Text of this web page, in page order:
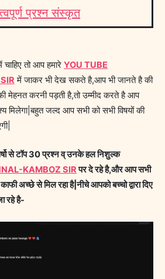
प्रश्न संस्कृत
तो आप हमारे YOU TUBE
में जाकर भी देख सकते है,आप भी जानते है की
मेहनत करनी पड़ती है,तो उम्मीद करते है आप
मिलेगा|बहुत जल्द आप सभी को सभी विषयों की
से टॉप 30 प्रश्न व् उनके हल निशुल्क
KAMBOZ SIRपर दे रहे है,और आप सभी
अच्छे से मिल रहा है|नीचे आपको बच्चो द्वारा दिए
रहे है-